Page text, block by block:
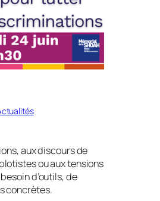
aux discours de
ou aux tensions
d’outils, de
concrètes.